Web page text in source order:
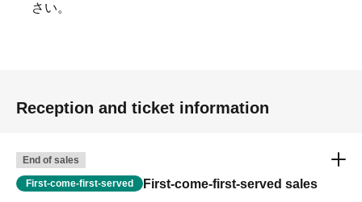
さい。
Reception and ticket information
End of sales
First-come-first-served First-come-first-served sales